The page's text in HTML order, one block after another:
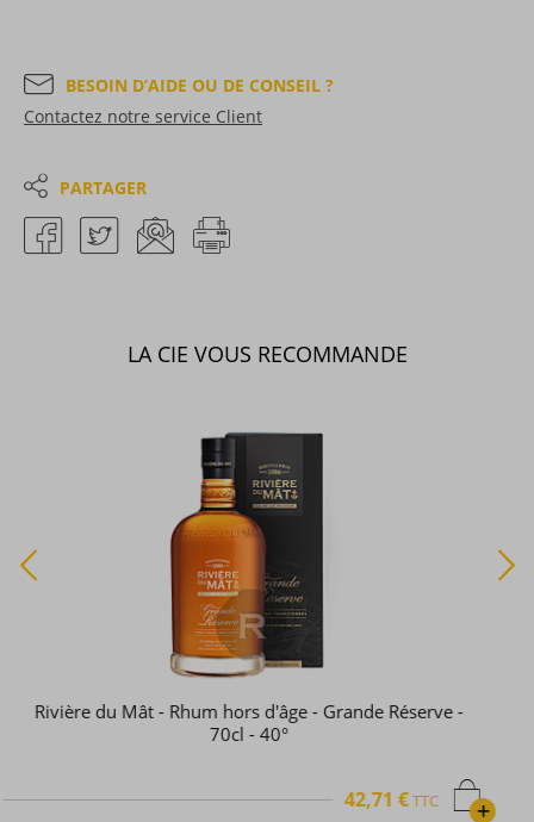
BESOIN D’AIDE OU DE CONSEIL ?
Contactez notre service Client
PARTAGER
LA CIE VOUS RECOMMANDE
Lazy Dodo - Rhum hors d'âge - XO Chronicles - 70cl -
40°
110,15 €TTC